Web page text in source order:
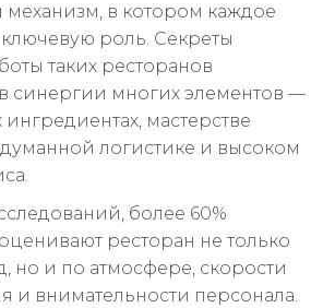
в котором каждое
роль. Секреты
таких ресторанов
синергии многих элементов —
ингредиентах, мастерстве
логистике и высоком
более 60%
ресторан не только
но и по атмосфере, скорости
и внимательности персонала.